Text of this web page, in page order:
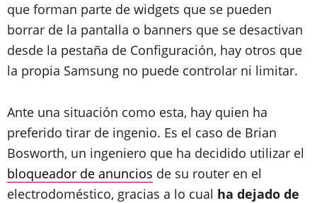
que forman parte de widgets que se pueden
borrar de la pantalla o banners que se desactivan
desde la pestaña de Configuración, hay otros que
la propia Samsung no puede controlar ni limitar.
Ante una situación como esta, hay quien ha
preferido tirar de ingenio. Es el caso de Brian
Bosworth, un ingeniero que ha decidido utilizar el
bloqueador de anuncios de su router en el
electrodoméstico, gracias a lo cual ha dejado de